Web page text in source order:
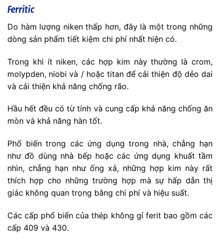
Ferritic
Do hàm lượng niken thấp hơn, đây là một trong những
dòng sản phẩm tiết kiệm chi phí nhất hiện có.
Trong khi ít niken, các hợp kim này thường là crom,
molypden, niobi và / hoặc titan để cải thiện độ dẻo dai
và cải thiện khả năng chống rão.
Hầu hết đều có từ tính và cung cấp khả năng chống ăn
mòn và khả năng hàn tốt.
Phổ biến trong các ứng dụng trong nhà, chẳng hạn
như đồ dùng nhà bếp hoặc các ứng dụng khuất tầm
nhìn, chẳng hạn như ống xả, những hợp kim này rất
thích hợp cho những trường hợp mà sự hấp dẫn thị
giác không quan trọng bằng chi phí và hiệu suất.
Các cấp phổ biến của thép không gỉ ferit bao gồm các
cấp 409 và 430.